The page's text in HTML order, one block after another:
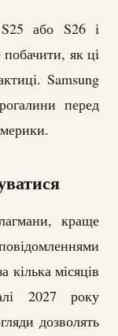
або S26 і
побачити, як ці
Samsung
перед
краще
кілька місяців
2027 року
дозволять